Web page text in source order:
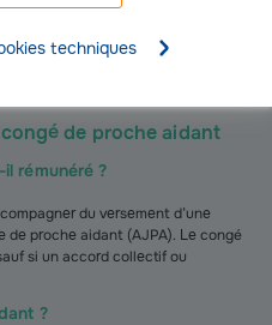
techniques
ou partenaire de PACS.
de proche aidant
rémunéré ?
du versement d’une
de proche aidant (AJPA). Le congé
si un accord collectif ou
?